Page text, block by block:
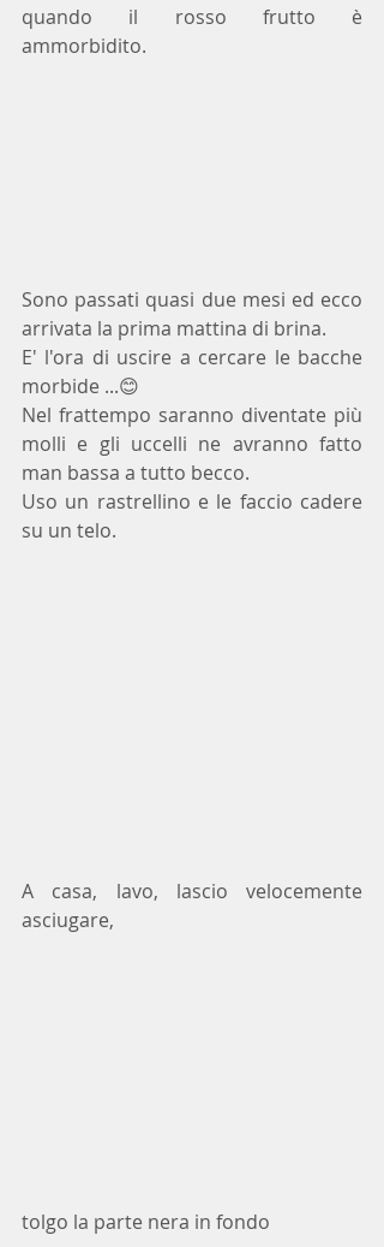
quando il rosso frutto è
ammorbidito.
Sono passati quasi due mesi ed ecco
arrivata la prima mattina di brina.
E' l'ora di uscire a cercare le bacche
morbide ...😊
Nel frattempo saranno diventate più
molli e gli uccelli ne avranno fatto
man bassa a tutto becco.
Uso un rastrellino e le faccio cadere
su un telo.
A casa, lavo, lascio velocemente
asciugare,
tolgo la parte nera in fondo